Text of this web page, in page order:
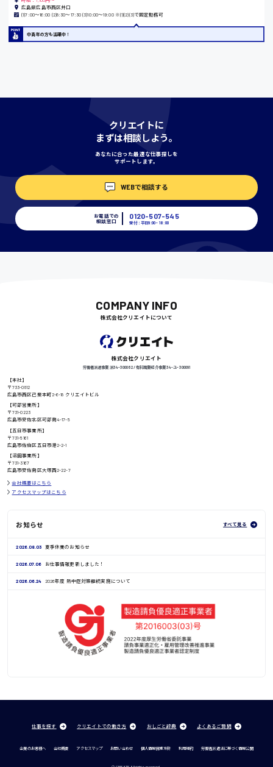
愛知県
埼玉県
千葉県
高知県
鳥取県
時給1100円〜
時給1400円〜
日給8000円〜
広島県広島市西区井口
(1)7:00〜16:00 (2)8:30〜17:30 (3)10:00〜19:00 ※(1)(2)(3)で固定勤務可
中高年の方も活躍中！
クリエイトに
まずは相談しよう。
あなたに合った最適な仕事探しを
サポートします。
WEBで相談する
お電話での
相談窓口
0120-507-545
受付：平日9:00 - 18:00
COMPANY INFO
株式会社クリエイトについて
株式会社クリエイト
労働者派遣事業 派34-300062 / 有料職業紹介事業 34-ユ-300091
【本社】
〒733-0812
広島市西区己斐本町2-6-18 クリエイトビル
【可部営業所】
〒731-0223
広島市安佐北区可部南4-17-5
【五日市事業所】
〒731-5161
広島市佐伯区五日市港2-2-1
【沼田事業所】
〒731-3167
広島市安佐南区大塚西2-22-7
会社概要はこちら
アクセスマップはこちら
お知らせ すべて見る
2026.08.03 夏季休業のお知らせ
2026.07.06 お仕事情報更新しました！
2026.06.24 2026年度 熱中症対策継続実施について
仕事を探す クリエイトでの働き方 おしごと辞典 よくあるご質問
企業のお客様へ 会社概要 アクセスマップ お問い合わせ 個人情報保護方針 利用規約 労働者派遣法に基づく情報公開